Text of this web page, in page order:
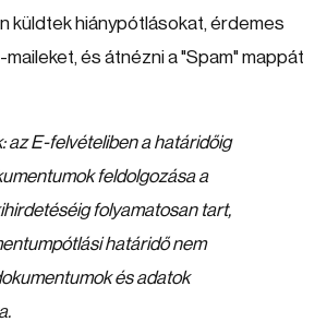
küldtek hiánypótlásokat, érdemes
és átnézni a "Spam" mappát
az E-felvételiben a határidőig
feldolgozása a
folyamatosan tart,
határidő nem
és adatok